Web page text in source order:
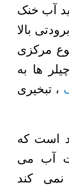
آب خنک
بالا
مرکزی
ها به
، تبخیری
است که
آب می
کند